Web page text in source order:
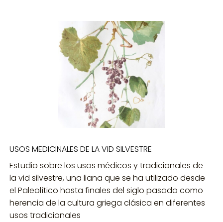
USOS MEDICINALES DE LA VID SILVESTRE
Estudio sobre los usos médicos y tradicionales de
la vid silvestre, una liana que se ha utilizado desde
el Paleolítico hasta finales del siglo pasado como
herencia de la cultura griega clásica en diferentes
usos tradicionales